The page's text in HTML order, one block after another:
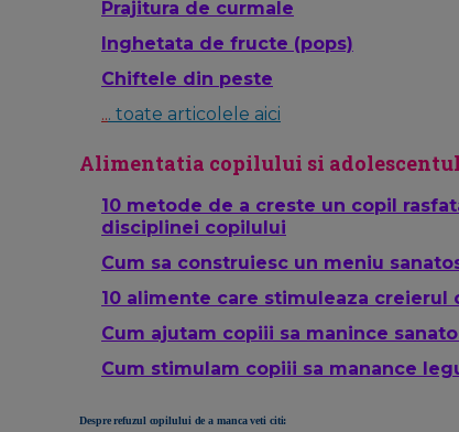
Prajitura de curmale
Inghetata de fructe (pops)
Chiftele din peste
... toate articolele aici
Alimentatia copilului si
10 metode de a creste un copil
disciplinei copilului
Cum sa construiesc un meniu
10 alimente care stimuleaza creierul
Cum ajutam copiii sa manince
Cum stimulam copiii sa manance
Despre refuzul copilului de a manca veti citi: